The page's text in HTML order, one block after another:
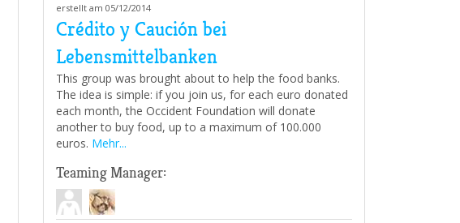
erstellt am 05/12/2014
Crédito y Caución bei
Lebensmittelbanken
This group was brought about to help the food banks.
The idea is simple: if you join us, for each euro donated
each month, the Occident Foundation will donate
another to buy food, up to a maximum of 100.000
euros. Mehr...
Teaming Manager: